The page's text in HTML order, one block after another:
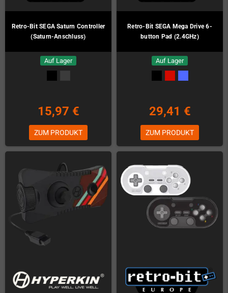
Retro-Bit SEGA Saturn Controller
(Saturn-Anschluss)
Auf Lager
15,97 €
ZUM PRODUKT
Retro-Bit SEGA Mega Drive 6-
button Pad (2.4GHz)
Auf Lager
29,41 €
ZUM PRODUKT